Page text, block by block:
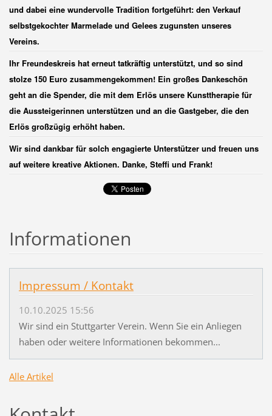
und dabei eine wundervolle Tradition fortgeführt: den Verkauf
selbstgekochter Marmelade und Gelees zugunsten unseres
Vereins.
Ihr Freundeskreis hat erneut tatkräftig unterstützt, und so sind
stolze 150 Euro zusammengekommen! Ein großes Dankeschön
geht an die Spender, die mit dem Erlös unsere Kunsttherapie für
die Aussteigerinnen unterstützen und an die Gastgeber, die den
Erlös großzügig erhöht haben.
Wir sind dankbar für solch engagierte Unterstützer und freuen uns
auf weitere kreative Aktionen. Danke, Steffi und Frank!
Informationen
Impressum / Kontakt
10.10.2025 15:56
Wir sind ein Stuttgarter Verein. Wenn Sie ein Anliegen
haben oder weitere Informationen bekommen...
Alle Artikel